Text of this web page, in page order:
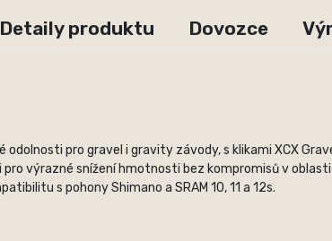
Detaily produktu Dovozce
pro gravel i gravity závody, s klikami XCX
výrazné snížení hmotnosti bez kompromisů v
s pohony Shimano a SRAM 10, 11 a 12s.